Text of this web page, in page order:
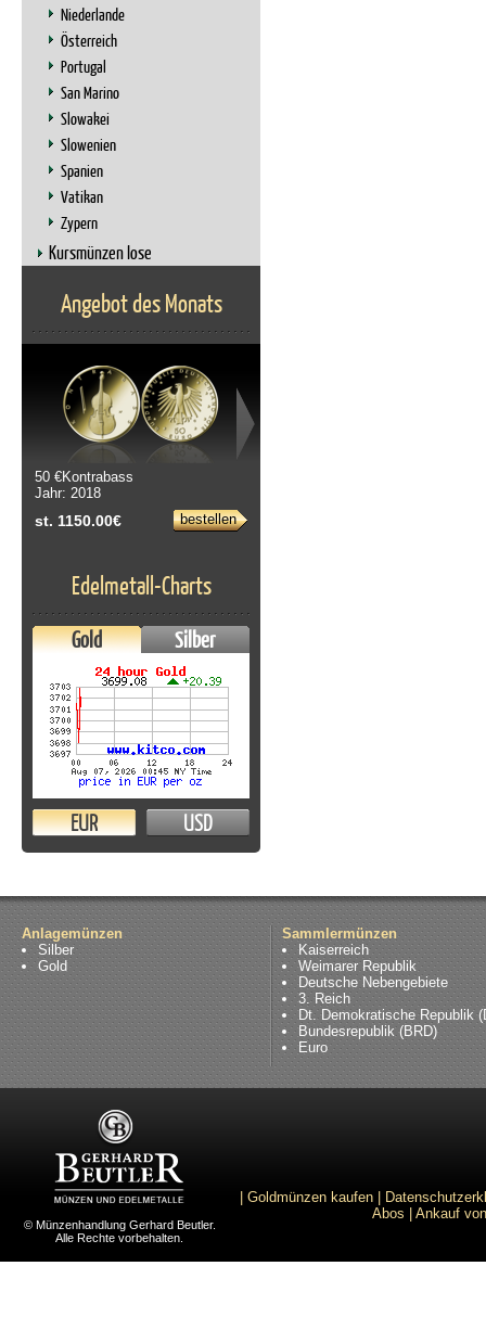
Niederlande
Österreich
Portugal
San Marino
Slowakei
Slowenien
Spanien
Vatikan
Zypern
Kursmünzen lose
Angebot des Monats
50 €Kontrabass
Jahr: 2018
st. 1150.00€ bestellen
Edelmetall-Charts
Gold Silber
EUR USD
Anlagemünzen
Silber
Gold
Sammlermünzen
Kaiserreich
Weimarer Republik
Deutsche Nebengebiete
3. Reich
Dt. Demokratische Republik
Bundesrepublik (BRD)
Euro
© Münzenhandlung Gerhard Beutler.
Alle Rechte vorbehalten.
Goldmünzen kaufen
Abos
Ankauf